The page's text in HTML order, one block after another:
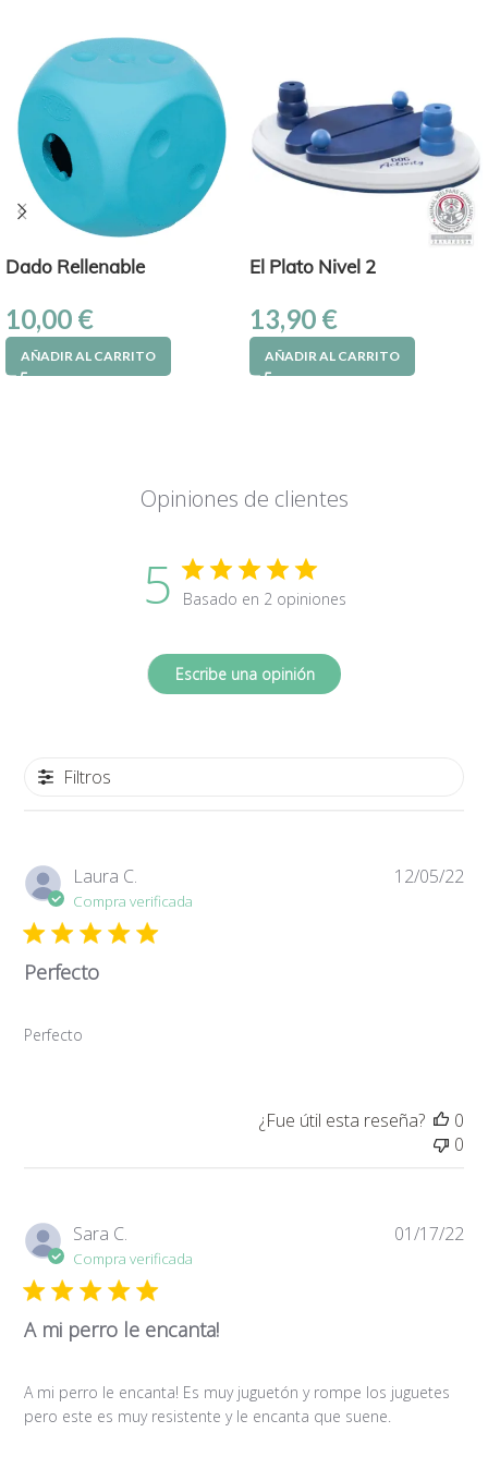
Dado Rellenable
10,00 €
AÑADIR AL CARRITO
El Plato Nivel 2
13,90 €
AÑADIR AL CARRITO
Opiniones de clientes
5 Basado en 2 opiniones
Escribe una opinión
Filtros
Laura C.
Compra verificada
Perfecto
Perfecto
12/05/22
¿Fue útil esta reseña?
0
0
Sara C.
Compra verificada
A mi perro le encanta!
A mi perro le encanta! Es muy juguetón y rompe los juguetes
pero este es muy resistente y le encanta que suene.
01/17/22